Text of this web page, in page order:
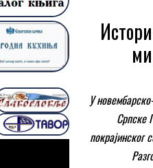
У
Српске
покрајинског